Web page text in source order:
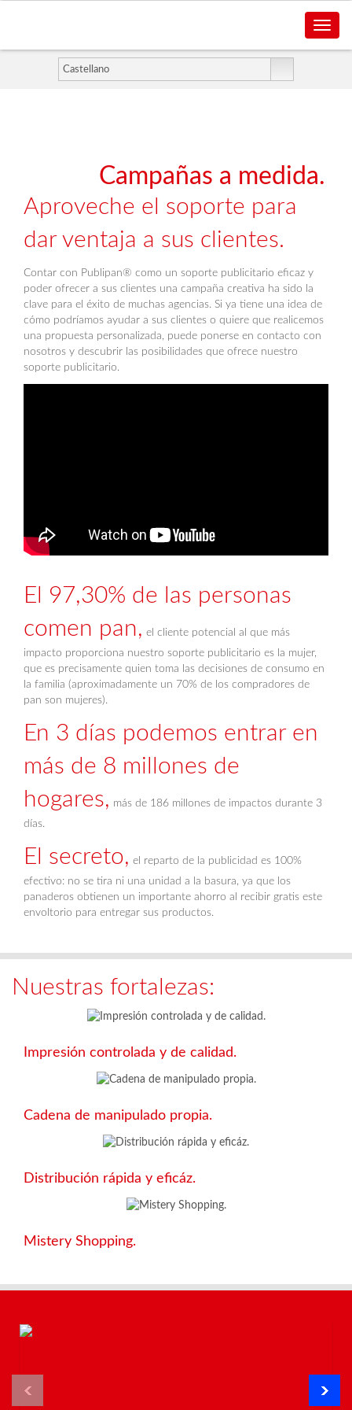
Toggle
Campañas a medida.
Aproveche el soporte para
dar ventaja a sus clientes.
Contar con Publipan® como un soporte publicitario eficaz y
poder ofrecer a sus clientes una campaña creativa ha sido la
clave para el éxito de muchas agencias. Si ya tiene una idea de
cómo podríamos ayudar a sus clientes o quiere que realicemos
una propuesta personalizada, puede ponerse en contacto con
nosotros y descubrir las posibilidades que ofrece nuestro
soporte publicitario.
El 97,30% de las personas
comen pan, el cliente potencial al que más
impacto proporciona nuestro soporte publicitario es la mujer,
que es precisamente quien toma las decisiones de consumo en
la familia (aproximadamente un 70% de los compradores de
pan son mujeres).
En 3 días podemos entrar en
más de 8 millones de
hogares, más de 186 millones de impactos durante 3
días.
El secreto, el reparto de la publicidad es 100%
efectivo: no se tira ni una unidad a la basura, ya que los
panaderos obtienen un importante ahorro al recibir gratis este
envoltorio para entregar sus productos.
Nuestras fortalezas:
Impresión controlada y de calidad.
Cadena de manipulado propia.
Distribución rápida y eficáz.
Mistery Shopping.